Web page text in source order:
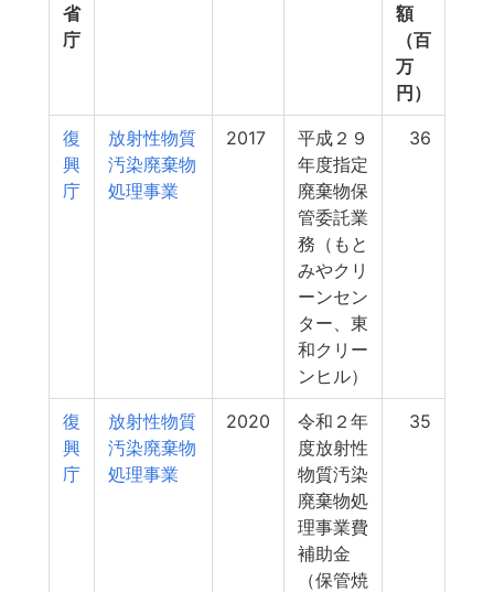
省
庁
額
（百
万
円）
復
興
庁
放射性物質
汚染廃棄物
処理事業
2017
平成２９
年度指定
廃棄物保
管委託業
務（もと
みやクリ
ーンセン
ター、東
和クリー
ンヒル）
36
復
興
庁
放射性物質
汚染廃棄物
処理事業
2020
令和２年
度放射性
物質汚染
廃棄物処
理事業費
補助金
（保管焼
35